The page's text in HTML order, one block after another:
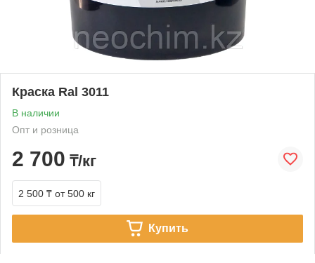
Краска Ral 3011
В наличии
Опт и розница
2 700 ₸/кг
2 500 ₸ от 500 кг
Купить